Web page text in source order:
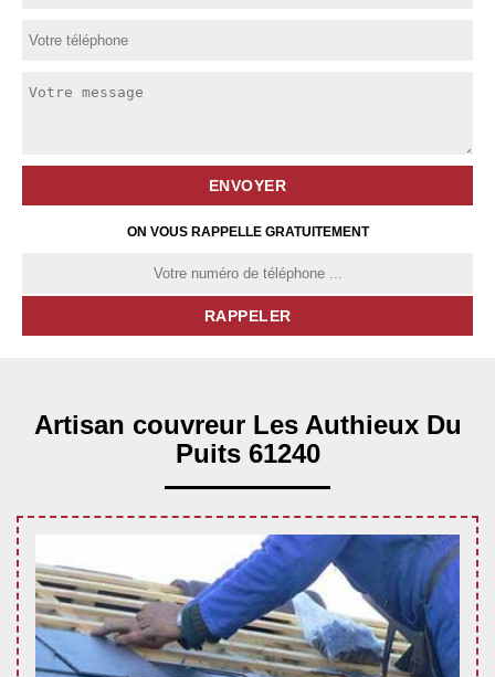
ON VOUS RAPPELLE GRATUITEMENT
Artisan couvreur Les Authieux Du
Puits 61240